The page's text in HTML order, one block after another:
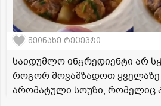
შეინახე რეცეპტი
საიდუმლო ინგრედიენტი არ
როგორ მოვამზადოთ ყველაზე
არომატული სოუზი, რომელიც